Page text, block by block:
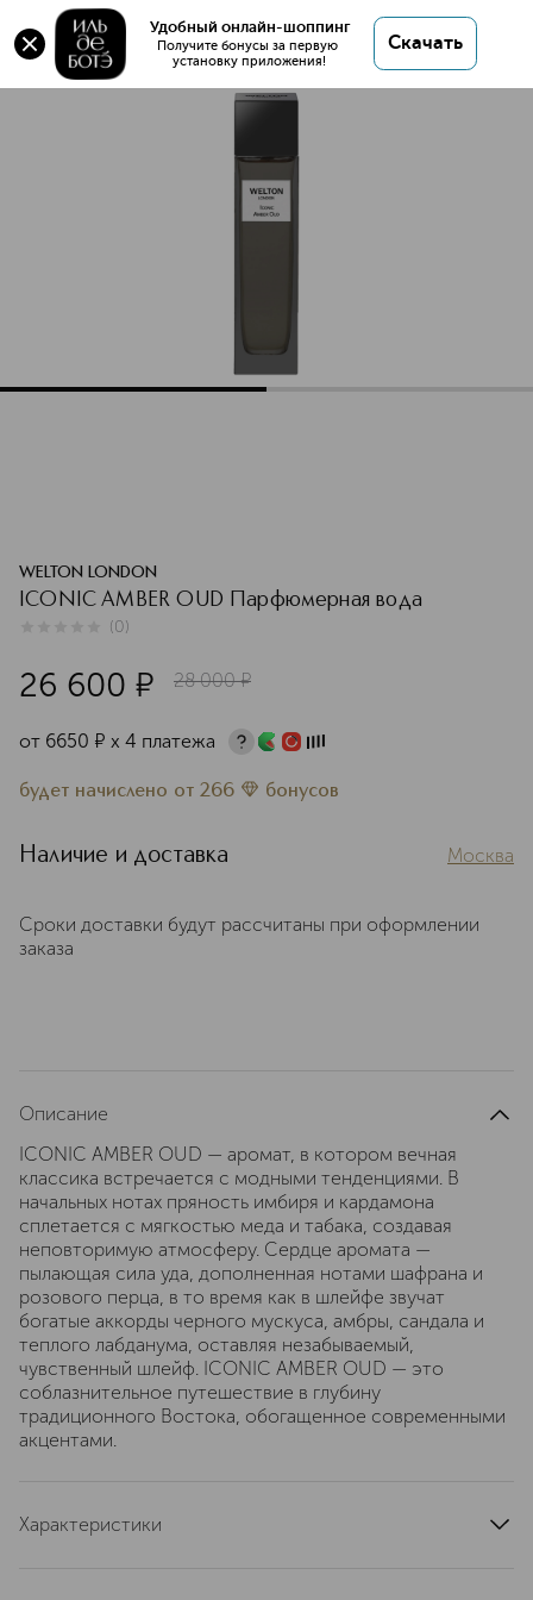
Удобный онлайн-шоппинг
Получите бонусы за первую
установку приложения!
Скачать
Оригинал 💯 ICONIC AMBER OUD Парфюмерная
вода купить в интернет магазине ИЛЬ ДЕ БОТЭ с
доставкой.
ICONIC AMBER OUD Парфюмерная вода
WELTON LONDON
ICONIC AMBER OUD Парфюмерная вода
(0)
26 600 ¤ 28 000 ¤
от 6650 ¤ х 4 платежа
будет начислено от 266 бонусов
Наличие и доставка Москва
Сроки доставки будут рассчитаны при оформлении
заказа
Описание
ICONIC AMBER OUD — аромат, в котором вечная
классика встречается с модными тенденциями. В
начальных нотах пряность имбиря и кардамона
сплетается с мягкостью меда и табака, создавая
неповторимую атмосферу. Сердце аромата —
пылающая сила уда, дополненная нотами шафрана и
розового перца, в то время как в шлейфе звучат
богатые аккорды черного мускуса, амбры, сандала и
теплого лабданума, оставляя незабываемый,
чувственный шлейф. ICONIC AMBER OUD — это
соблазнительное путешествие в глубину
традиционного Востока, обогащенное современными
акцентами.
Характеристики